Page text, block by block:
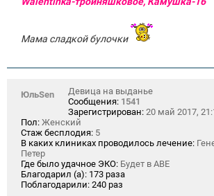
Мама сладкой булочки
ЮльSen
Девица на выданье
Сообщения: 1541
Зарегистрирован: 20 май 2017,
Пол: Женский
Стаж бесплодия: 5
В каких клиниках проводилось лечение:
Петер
Где было удачное ЭКО: Будет в АВЕ
Благодарил (а): 173 раза
Поблагодарили: 240 раз